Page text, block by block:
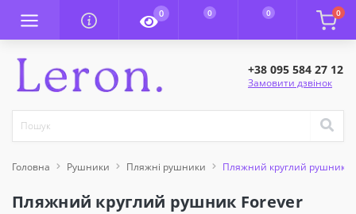
0 0 0 0
+38 095 584 27 12
Замовити дзвінок
Головна Рушники Пляжні рушники Пляжний круглий рушник
Пляжний круглий рушник Forever